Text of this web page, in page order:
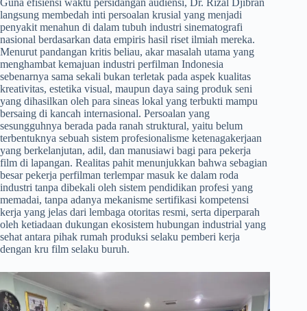
​Guna efisiensi waktu persidangan audiensi, Dr. Rizal Djibran
langsung membedah inti persoalan krusial yang menjadi
penyakit menahun di dalam tubuh industri sinematografi
nasional berdasarkan data empiris hasil riset ilmiah mereka.
Menurut pandangan kritis beliau, akar masalah utama yang
menghambat kemajuan industri perfilman Indonesia
sebenarnya sama sekali bukan terletak pada aspek kualitas
kreativitas, estetika visual, maupun daya saing produk seni
yang dihasilkan oleh para sineas lokal yang terbukti mampu
bersaing di kancah internasional. Persoalan yang
sesungguhnya berada pada ranah struktural, yaitu belum
terbentuknya sebuah sistem profesionalisme ketenagakerjaan
yang berkelanjutan, adil, dan manusiawi bagi para pekerja
film di lapangan. Realitas pahit menunjukkan bahwa sebagian
besar pekerja perfilman terlempar masuk ke dalam roda
industri tanpa dibekali oleh sistem pendidikan profesi yang
memadai, tanpa adanya mekanisme sertifikasi kompetensi
kerja yang jelas dari lembaga otoritas resmi, serta diperparah
oleh ketiadaan dukungan ekosistem hubungan industrial yang
sehat antara pihak rumah produksi selaku pemberi kerja
dengan kru film selaku buruh.